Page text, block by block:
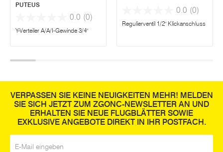
PUTEUS
0.0 (0)
Y-Verteiler A/A/I-Gewinde 3/4"
0.0 (0)
Regulierventil 1/2" Klickanschluss
VERPASSEN SIE KEINE NEUIGKEITEN MEHR! MELDEN
SIE SICH JETZT ZUM ZGONC-NEWSLETTER AN UND
ERHALTEN SIE NEUE FLUGBLÄTTER SOWIE
EXKLUSIVE ANGEBOTE DIREKT IN IHR POSTFACH.